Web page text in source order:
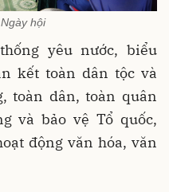
hội
yêu nước, biểu
kết toàn dân tộc và
toàn dân, toàn quân
và bảo vệ Tổ quốc,
động văn hóa, văn